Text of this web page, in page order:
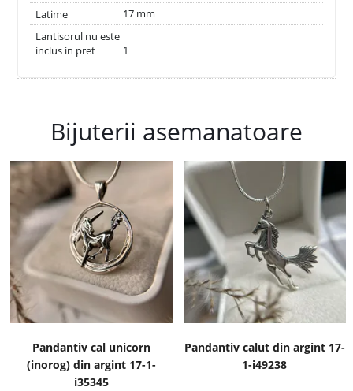
Latime
17 mm
Lantisorul nu este
inclus in pret
1
Bijuterii asemanatoare
Pandantiv cal unicorn
(inorog) din argint 17-1-
i35345
Pandantiv calut din argint 17-
1-i49238